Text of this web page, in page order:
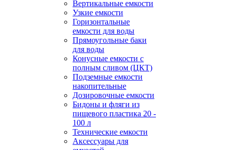
Вертикальные емкости
Узкие емкости
Горизонтальные
емкости для воды
Прямоугольные баки
для воды
Конусные емкости с
полным сливом (ЦКТ)
Подземные емкости
накопительные
Дозировочные емкости
Бидоны и фляги из
пищевого пластика 20 -
100 л
Технические емкости
Аксессуары для